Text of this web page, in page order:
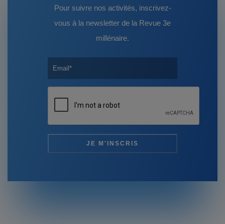
Pour suivre nos activités, inscrivez-
vous à la newsletter de la Revue 3e
millénaire.